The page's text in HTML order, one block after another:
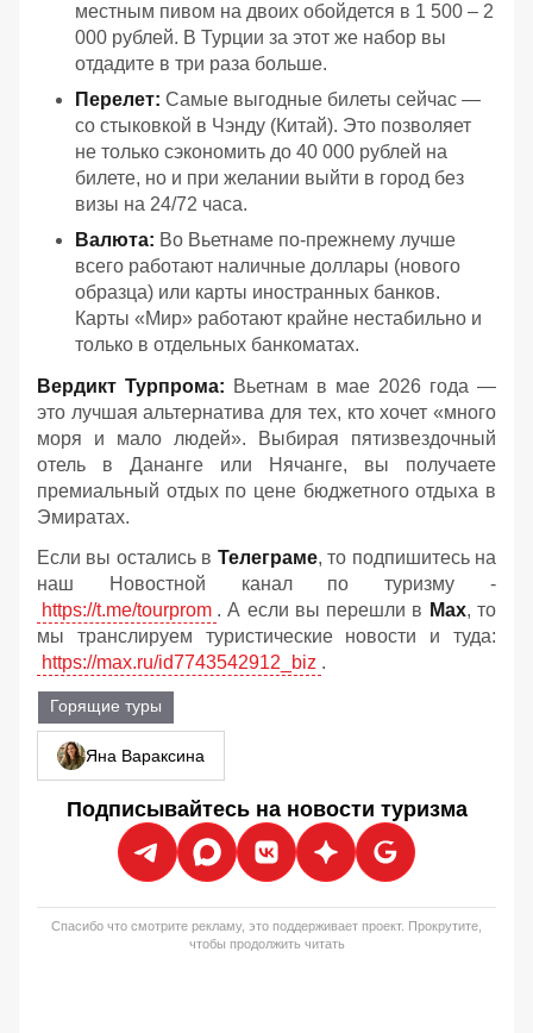
местным пивом на двоих обойдется в 1 500 – 2
000 рублей. В Турции за этот же набор вы
отдадите в три раза больше.
Перелет: Самые выгодные билеты сейчас —
со стыковкой в Чэнду (Китай). Это позволяет
не только сэкономить до 40 000 рублей на
билете, но и при желании выйти в город без
визы на 24/72 часа.
Валюта: Во Вьетнаме по-прежнему лучше
всего работают наличные доллары (нового
образца) или карты иностранных банков.
Карты «Мир» работают крайне нестабильно и
только в отдельных банкоматах.
Вердикт Турпрома: Вьетнам в мае 2026 года —
это лучшая альтернатива для тех, кто хочет «много
моря и мало людей». Выбирая пятизвездочный
отель в Дананге или Нячанге, вы получаете
премиальный отдых по цене бюджетного отдыха в
Эмиратах.
Если вы остались в Телеграме, то подпишитесь на
наш Новостной канал по туризму -
https://t.me/tourprom . А если вы перешли в Мах, то
мы транслируем туристические новости и туда:
https://max.ru/id7743542912_biz .
Горящие туры
Яна Вараксина
Подписывайтесь на новости туризма
Спасибо что смотрите рекламу, это поддерживает проект. Прокрутите,
чтобы продолжить читать